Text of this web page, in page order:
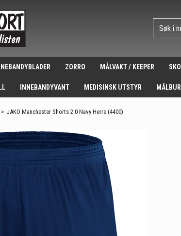
ZORRO MÅLVAKT / KEEPER SKO
INNEBANDYVANT MEDISINSK UTSTYR MÅLBUR
> JAKO Manchester Shorts 2.0 Navy Herre (4400)